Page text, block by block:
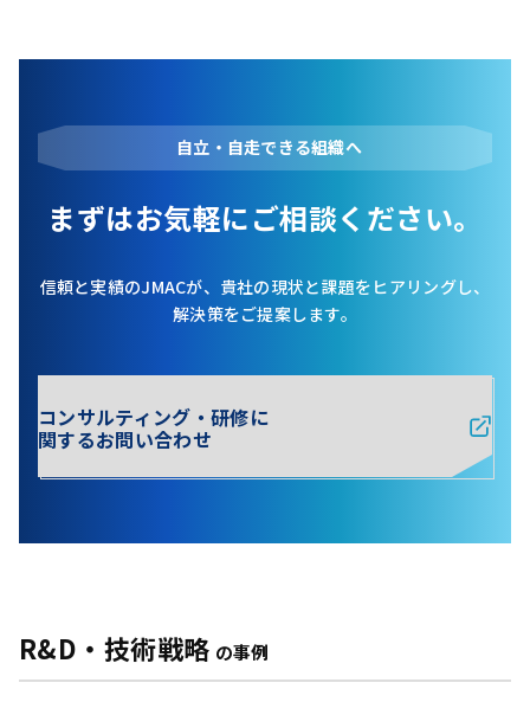
まずはお気軽にご相談ください。
自立・自走できる組織へ
信頼と実績のJMACが、貴社の現状と課題をヒアリングし、
解決策をご提案します。
コンサルティング・研修に
関するお問い合わせ
R&D・技術戦略 の事例